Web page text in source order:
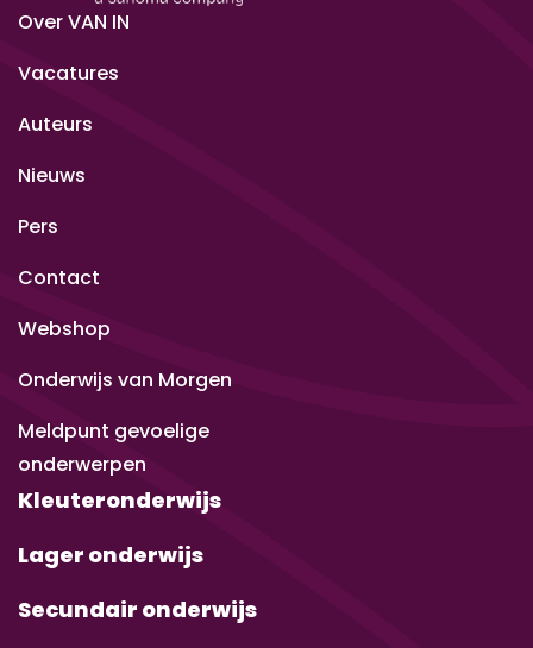
Over VAN IN
Vacatures
Auteurs
Nieuws
Pers
Contact
Webshop
Onderwijs van Morgen
Meldpunt gevoelige
onderwerpen
Kleuteronderwijs
Lager onderwijs
Secundair onderwijs